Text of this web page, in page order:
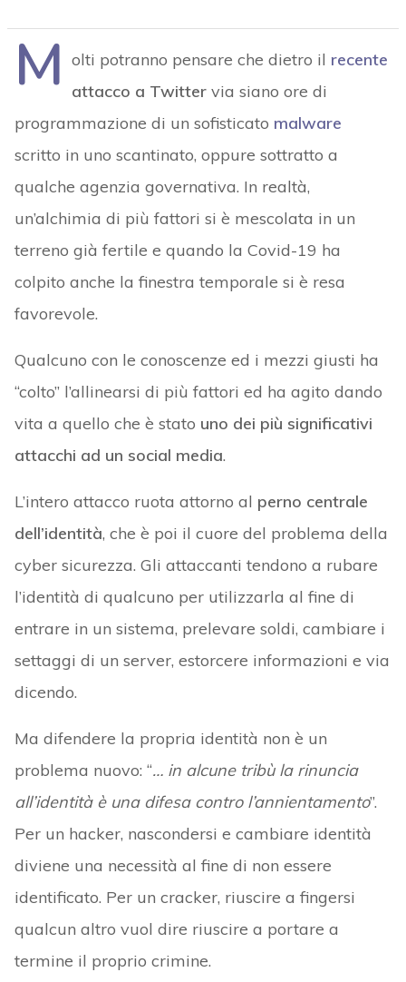
M olti potranno pensare che dietro il recente
attacco a Twittervia siano ore di
programmazione di un sofisticato malware
scritto in uno scantinato, oppure sottratto a
qualche agenzia governativa. In realtà,
un’alchimia di più fattori si è mescolata in un
terreno già fertile e quando la Covid-19 ha
colpito anche la finestra temporale si è resa
favorevole.
Qualcuno con le conoscenze ed i mezzi giusti ha
“colto” l’allinearsi di più fattori ed ha agito dando
vita a quello che è stato uno dei più significativi
attacchi ad un social media.
L’intero attacco ruota attorno al perno centrale
dell’identità, che è poi il cuore del problema della
cyber sicurezza. Gli attaccanti tendono a rubare
l’identità di qualcuno per utilizzarla al fine di
entrare in un sistema, prelevare soldi, cambiare i
settaggi di un server, estorcere informazioni e via
dicendo.
Ma difendere la propria identità non è un
problema nuovo: “… in alcune tribù la rinuncia
all’identità è una difesa contro l’annientamento”.
Per un hacker, nascondersi e cambiare identità
diviene una necessità al fine di non essere
identificato. Per un cracker, riuscire a fingersi
qualcun altro vuol dire riuscire a portare a
termine il proprio crimine.